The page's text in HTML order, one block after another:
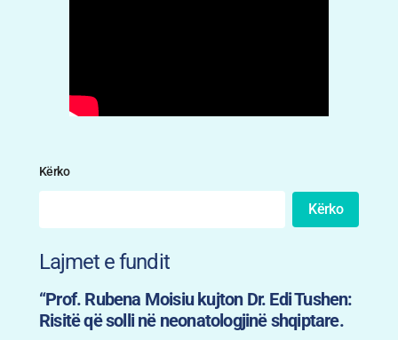
Kërko
Kërko
Lajmet e fundit
“Prof. Rubena Moisiu kujton Dr. Edi Tushen:
Risitë që solli në neonatologjinë shqiptare.